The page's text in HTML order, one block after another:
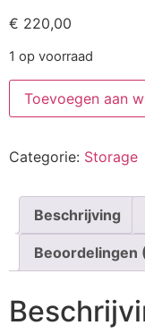
€ 220,00
1 op voorraad
Toevoegen aan
Categorie: Storage
Beschrijving
Beoordelingen